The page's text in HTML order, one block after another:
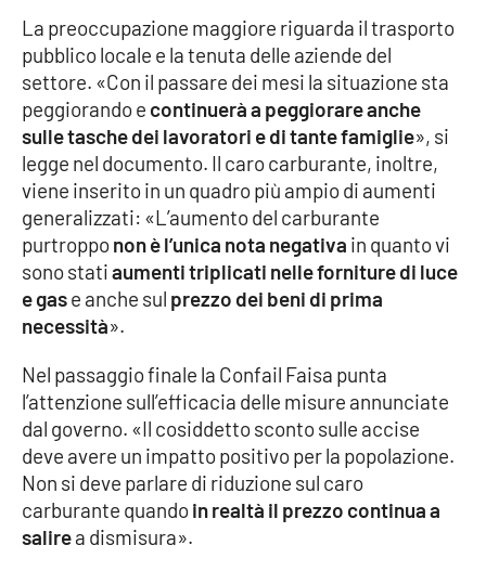
LaC Network
LaC OnAir
EDIZIONI
LOCALI
Catanzaro
Crotone
Reggio Calabria
Cosenza
Lamezia Terme
La preoccupazione maggiore riguarda il trasporto
pubblico locale e la tenuta delle aziende del
settore. «Con il passare dei mesi la situazione sta
peggiorando e continuerà a peggiorare anche
sulle tasche dei lavoratori e di tante famiglie», si
legge nel documento. Il caro carburante, inoltre,
viene inserito in un quadro più ampio di aumenti
generalizzati: «L’aumento del carburante
purtropponon è l’unica nota negativa in quanto vi
sono statiaumenti triplicati nelle forniture di luce
e gase anche sul prezzo dei beni di prima
necessità».
Nel passaggio finale la Confail Faisa punta
l’attenzione sull’efficacia delle misure annunciate
dal governo. «Il cosiddetto sconto sulle accise
deve avere un impatto positivo per la popolazione.
Non si deve parlare di riduzione sul caro
carburante quandoin realtà il prezzo continua a
salirea dismisura».